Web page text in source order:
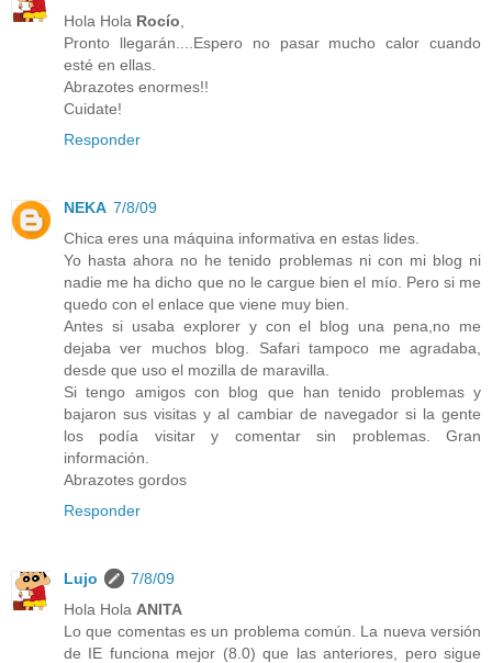
Hola Hola Rocío
Pronto llegarán....Espero no pasar mucho calor cuando
esté en ellas.
Abrazotes enormes!!
Cuidate!
Responder
NEKA 7/8/09
Chica eres una máquina informativa en estas lides.
Yo hasta ahora no he tenido problemas ni con mi blog ni
nadie me ha dicho que no le cargue bien el mío. Pero si me
quedo con el enlace que viene muy bien.
Antes si usaba explorer y con el blog una pena,no me
dejaba ver muchos blog. Safari tampoco me agradaba,
desde que uso el mozilla de maravilla.
Si tengo amigos con blog que han tenido problemas y
bajaron sus visitas y al cambiar de navegador si la gente
los podía visitar y comentar sin problemas. Gran
información.
Abrazotes gordos
Responder
Lujo
7/8/09
Hola Hola ANITA
Lo que comentas es un problema común. La nueva versión
de IE funciona mejor (8.0) que las anteriores, pero sigue